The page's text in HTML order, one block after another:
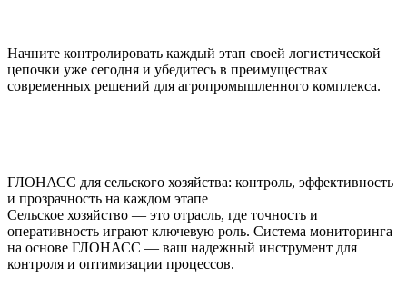
Начните контролировать каждый этап своей логистической
цепочки уже сегодня и убедитесь в преимуществах
современных решений для агропромышленного комплекса.
ГЛОНАСС для сельского хозяйства: контроль, эффективность
и прозрачность на каждом этапе
Сельское хозяйство — это отрасль, где точность и
оперативность играют ключевую роль. Система мониторинга
на основе ГЛОНАСС — ваш надежный инструмент для
контроля и оптимизации процессов.